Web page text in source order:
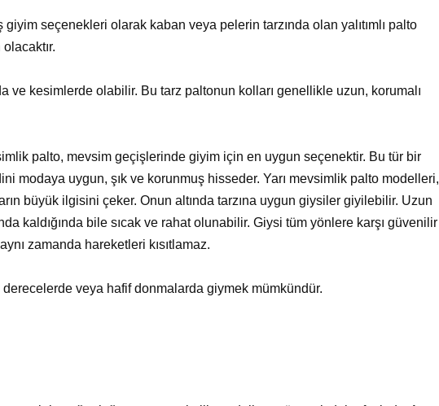
seçenekleri olarak kaban veya pelerin tarzında olan yalıtımlı palto
ve kesimlerde olabilir. Bu tarz paltonun kolları genellikle uzun, korumalı
palto, mevsim geçişlerinde giyim için en uygun seçenektir. Bu tür bir
modaya uygun, şık ve korunmuş hisseder. Yarı mevsimlik palto modelleri,
büyük ilgisini çeker. Onun altında tarzına uygun giysiler giyilebilir. Uzun
kaldığında bile sıcak ve rahat olunabilir. Giysi tüm yönlere karşı güvenilir
zamanda hareketleri kısıtlamaz.
derecelerde veya hafif donmalarda giymek mümkündür.